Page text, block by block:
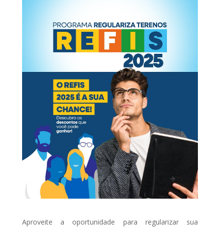
Aproveite a oportunidade para regularizar sua